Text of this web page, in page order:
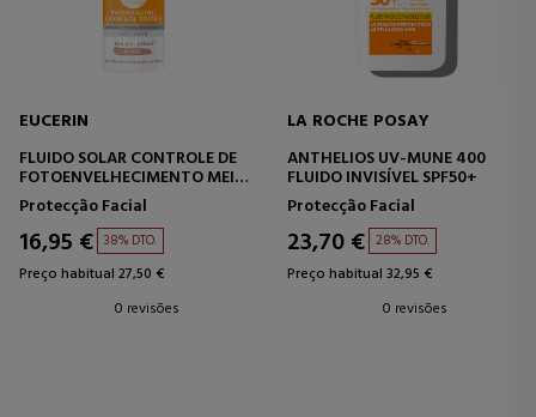
EUCERIN
FLUIDO SOLAR CONTROLE DE
FOTOENVELHECIMENTO MEIO
COLORIDO SPF50+
Protecção Facial
16,95 € 38% DTO.
Preço habitual 27,50 €
0 revisões
LA ROCHE POSAY
ANTHELIOS UV-MUNE 400
FLUIDO INVISÍVEL SPF50+
Protecção Facial
23,70 € 28% DTO.
Preço habitual 32,95 €
0 revisões